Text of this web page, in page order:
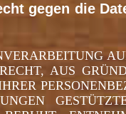
gegen die
AUS